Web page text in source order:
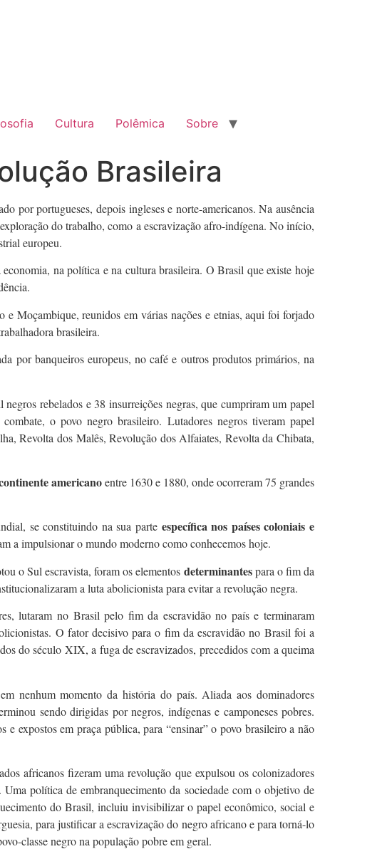
Cultura Polêmica Sobre
Brasileira
por portugueses, depois ingleses e norte-americanos. Na ausência
do trabalho, como a escravização afro-indígena. No início,
europeu.
na política e na cultura brasileira. O Brasil que existe hoje
Moçambique, reunidos em várias nações e etnias, aqui foi forjado
brasileira.
por banqueiros europeus, no café e outros produtos primários, na
rebelados e 38 insurreições negras, que cumpriram um papel
o povo negro brasileiro. Lutadores negros tiveram papel
Revolta dos Malês, Revolução dos Alfaiates, Revolta da Chibata,
americanoentre 1630 e 1880, onde ocorreram 75 grandes
se constituindo na sua parte específica nos países coloniais e
a impulsionar o mundo moderno como conhecemos hoje.
o Sul escravista, foram os elementos determinantespara o fim da
a luta abolicionista para evitar a revolução negra.
lutaram no Brasil pelo fim da escravidão no país e terminaram
O fator decisivo para o fim da escravidão no Brasil foi a
do século XIX, a fuga de escravizados, precedidos com a queima
em nenhum momento da história do país. Aliada aos dominadores
sendo dirigidas por negros, indígenas e camponeses pobres.
e expostos em praça pública, para “ensinar” o povo brasileiro a não
africanos fizeram uma revolução que expulsou os colonizadores
política de embranquecimento da sociedade com o objetivo de
do Brasil, incluiu invisibilizar o papel econômico, social e
para justificar a escravização do negro africano e para torná-lo
classe negro na população pobre em geral.